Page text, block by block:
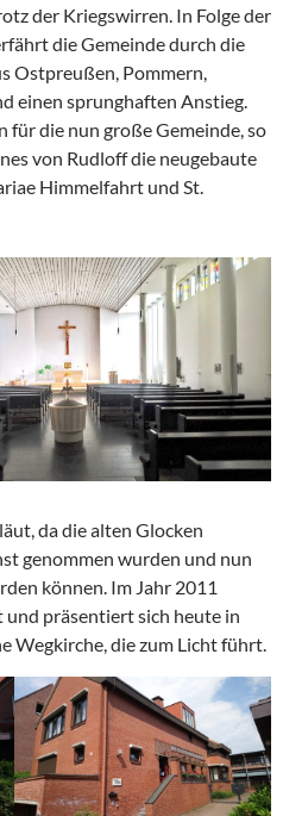
der Kriegswirren. In Folge der
die Gemeinde durch die
Ostpreußen, Pommern,
einen sprunghaften Anstieg.
für die nun große Gemeinde, so
von Rudloff die neugebaute
Himmelfahrt und St.
da die alten Glocken
genommen wurden und nun
können. Im Jahr 2011
präsentiert sich heute in
Wegkirche, die zum Licht führt.